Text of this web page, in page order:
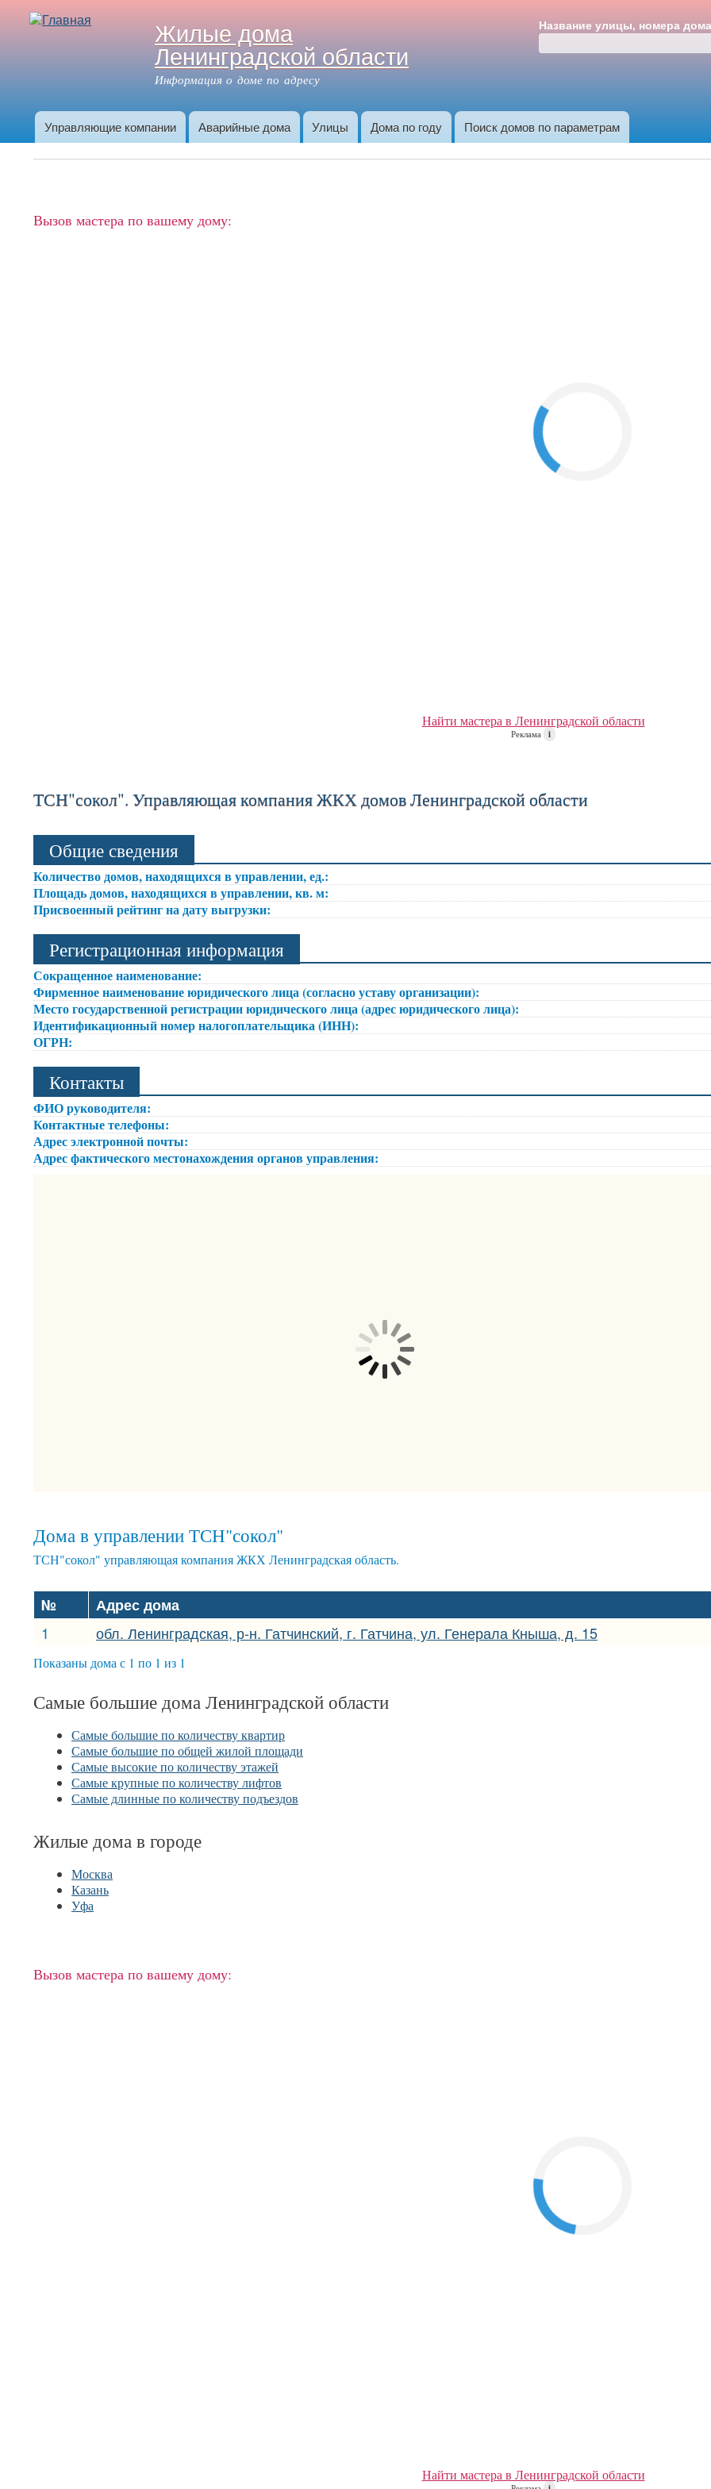
содержанию
Жилые дома
Ленинградской области
Информация о доме по адресу
Название улицы, номера дома
Главное меню
Управляющие компании Аварийные дома Улицы Дома по году Поиск домов по параметрам
Вызов мастера по вашему дому:
Найти мастера в Ленинградской области
Реклама i
ТСН"сокол". Управляющая компания ЖКХ домов Ленинградской области
Общие сведения
Количество домов, находящихся в управлении, ед.:
Площадь домов, находящихся в управлении, кв. м:
Присвоенный рейтинг на дату выгрузки:
Регистрационная информация
Сокращенное наименование:
Фирменное наименование юридического лица (согласно уставу организации):
Место государственной регистрации юридического лица (адрес юридического лица):
Идентификационный номер налогоплательщика (ИНН):
ОГРН:
Контакты
ФИО руководителя:
Контактные телефоны:
Адрес электронной почты:
Адрес фактического местонахождения органов управления:
Дома в управлении ТСН"сокол"
ТСН"сокол" управляющая компания ЖКХ Ленинградская область.
№
Адрес дома
1
обл. Ленинградская, р-н. Гатчинский, г. Гатчина, ул. Генерала Кныша, д. 15
Показаны дома с 1 по 1 из 1
Самые большие дома Ленинградской области
Самые большие по количеству квартир
Самые большие по общей жилой площади
Самые высокие по количеству этажей
Самые крупные по количеству лифтов
Самые длинные по количеству подъездов
Жилые дома в городе
Москва
Казань
Уфа
Вызов мастера по вашему дому:
Найти мастера в Ленинградской области